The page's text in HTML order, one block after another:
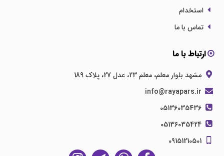
استخدام
تماس با ما
ارتباط با ما
مشهد بلوار معلم، معلم 23، عدل 27، پلاک 189
05136035436
05136035424
09151210501